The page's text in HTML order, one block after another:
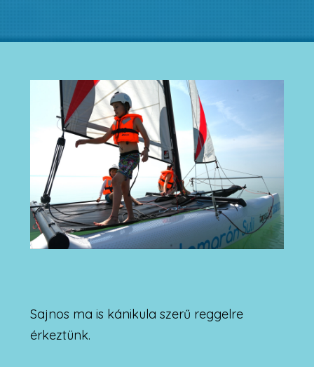
Sajnos ma is kánikula szerű reggelre
érkeztünk.